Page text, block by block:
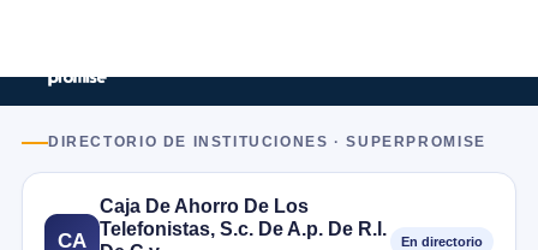
DIRECTORIO DE INSTITUCIONES · SUPERPROMISE
CA
Caja De Ahorro De Los
Telefonistas, S.c. De A.p. De R.l.
En directorio